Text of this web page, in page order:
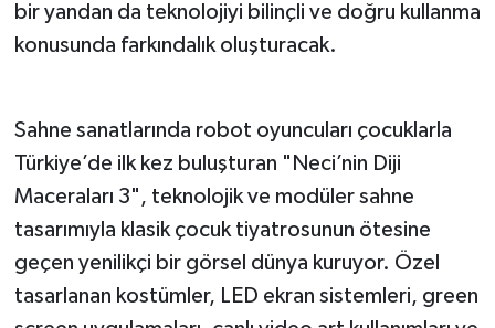
bir yandan da teknolojiyi bilinçli ve doğru kullanma
konusunda farkındalık oluşturacak.
Sahne sanatlarında robot oyuncuları çocuklarla
Türkiye’de ilk kez buluşturan "Neci’nin Diji
Maceraları 3", teknolojik ve modüler sahne
tasarımıyla klasik çocuk tiyatrosunun ötesine
geçen yenilikçi bir görsel dünya kuruyor. Özel
tasarlanan kostümler, LED ekran sistemleri, green